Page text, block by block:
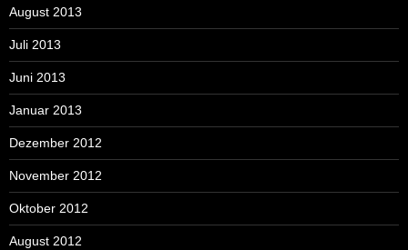
August 2013
Juli 2013
Juni 2013
Januar 2013
Dezember 2012
November 2012
Oktober 2012
August 2012